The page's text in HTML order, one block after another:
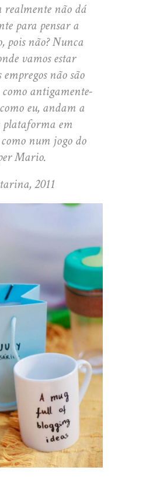
realmente não dá
para pensar a
pois não? Nunca
vamos estar
não são
antigamente-
eu, andam a
plataforma em
num jogo do
Mario.
2011